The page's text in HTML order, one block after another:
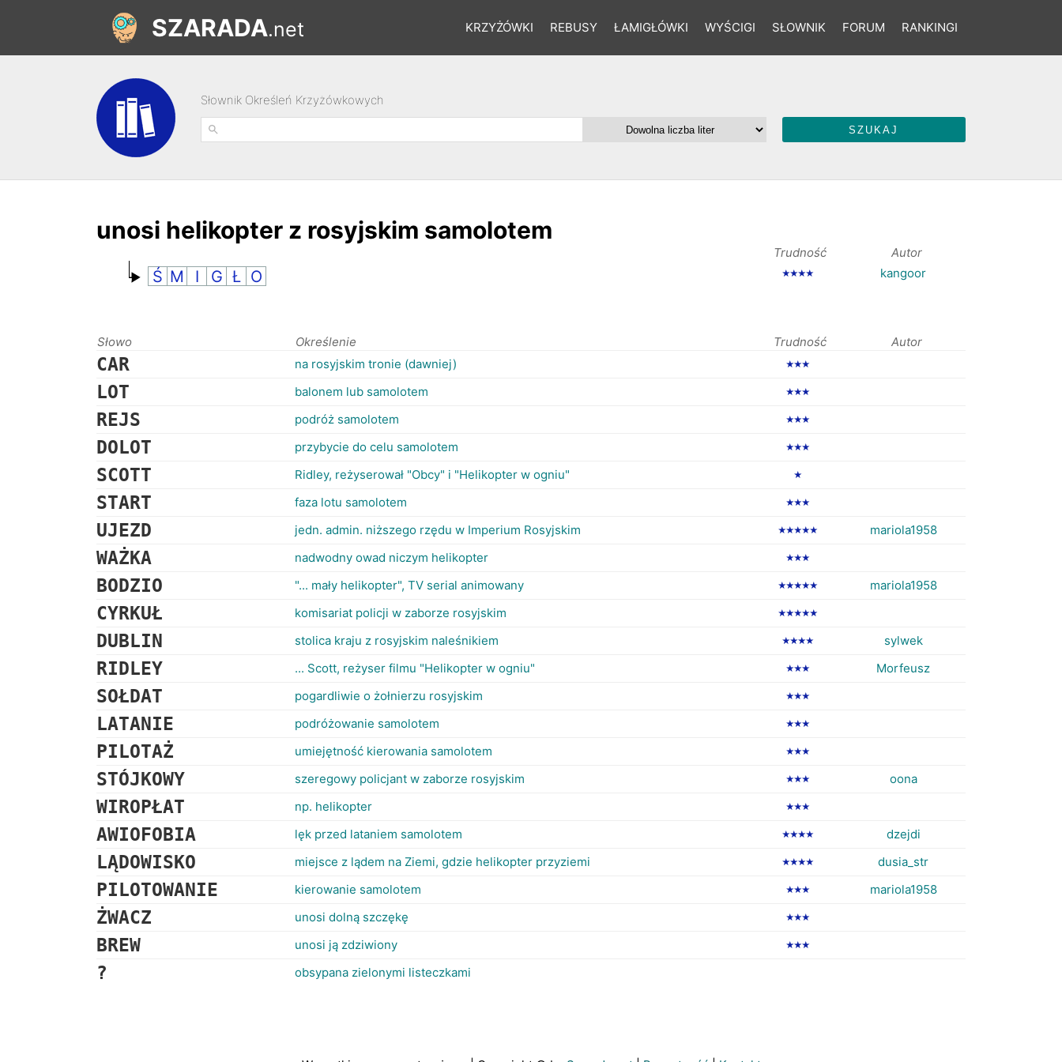
KRZYŻÓWKI REBUSY ŁAMIGŁÓWKI WYŚCIGI SŁOWNIK FORUM RANKINGI
SZARADA.net
Słownik Określeń Krzyżówkowych
unosi helikopter z rosyjskim samolotem
Trudność Autor
Ś M I G Ł O ★★★★ kangoor
Słowo Określenie Trudność Autor
CAR na rosyjskim tronie (dawniej) ★★★
LOT balonem lub samolotem ★★★
REJS podróż samolotem ★★★
DOLOT przybycie do celu samolotem ★★★
SCOTT Ridley, reżyserował "Obcy" i "Helikopter w ogniu" ★
START faza lotu samolotem ★★★
UJEZD jedn. admin. niższego rzędu w Imperium Rosyjskim ★★★★★ mariola1958
WAŻKA nadwodny owad niczym helikopter ★★★
BODZIO "... mały helikopter", TV serial animowany ★★★★★ mariola1958
CYRKUŁ komisariat policji w zaborze rosyjskim ★★★★★
DUBLIN stolica kraju z rosyjskim naleśnikiem ★★★★ sylwek
RIDLEY ... Scott, reżyser filmu "Helikopter w ogniu" ★★★ Morfeusz
SOŁDAT pogardliwie o żołnierzu rosyjskim ★★★
LATANIE podróżowanie samolotem ★★★
PILOTAŻ umiejętność kierowania samolotem ★★★
STÓJKOWY szeregowy policjant w zaborze rosyjskim ★★★ oona
WIROPŁAT np. helikopter ★★★
AWIOFOBIA lęk przed lataniem samolotem ★★★★ dzejdi
LĄDOWISKO miejsce z lądem na Ziemi, gdzie helikopter przyziemi ★★★★ dusia_str
PILOTOWANIE kierowanie samolotem ★★★ mariola1958
ŻWACZ unosi dolną szczękę ★★★
BREW unosi ją zdziwiony ★★★
? obsypana zielonymi listeczkami